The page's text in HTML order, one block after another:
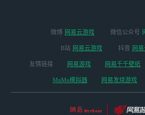
微博 网易云游戏 微信公众号
B站 网易云游戏 抖音 网
友情链接 网易游戏 网易千千壁纸
MuMu模拟器 网易发烧游戏